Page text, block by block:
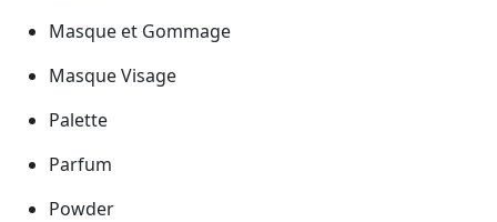
Masque et Gommage
Masque Visage
Palette
Parfum
Powder